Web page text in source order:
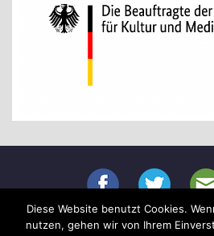
Menu
Diese Website benutzt Cookies.
nutzen, gehen wir von Ihrem